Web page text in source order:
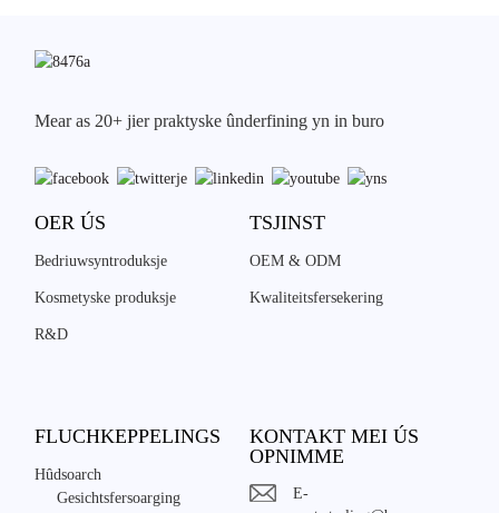
Mear as 20+ jier praktyske ûnderfining yn in buro
OER ÚS
Bedriuwsyntroduksje
Kosmetyske produksje
R&D
TSJINST
OEM & ODM
Kwaliteitsfersekering
FLUCHKEPPELINGS
Hûdsoarch
Gesichtsfersoarging
KONTAKT MEI ÚS
OPNIMME
E-